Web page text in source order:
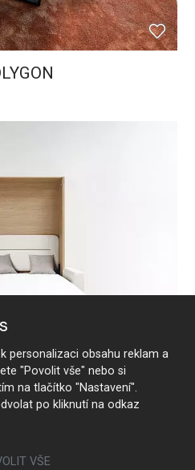
personalizaci obsahu reklam a
"Povolit vše" nebo si
na tlačítko "Nastavení".
po kliknutí na odkaz
VŠE